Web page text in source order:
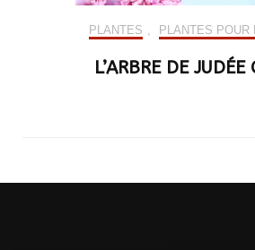
PLANTES PLANTES POUR
L’ARBRE DE JUDÉE